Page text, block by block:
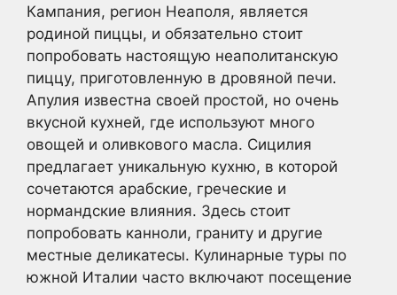
Кампания, регион Неаполя, является
родиной пиццы, и обязательно стоит
попробовать настоящую неаполитанскую
пиццу, приготовленную в дровяной печи.
Апулия известна своей простой, но очень
вкусной кухней, где используют много
овощей и оливкового масла. Сицилия
предлагает уникальную кухню, в которой
сочетаются арабские, греческие и
нормандские влияния. Здесь стоит
попробовать канноли, граниту и другие
местные деликатесы. Кулинарные туры по
южной Италии часто включают посещение